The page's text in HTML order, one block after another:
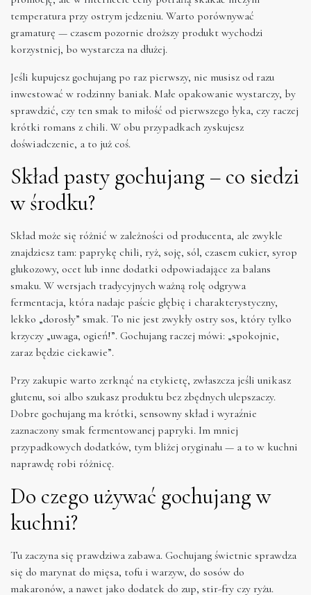
temperatura przy ostrym jedzeniu. Warto porównywać
gramaturę — czasem pozornie droższy produkt wychodzi
korzystniej, bo wystarcza na dłużej.
Jeśli kupujesz gochujang po raz pierwszy, nie musisz od razu
inwestować w rodzinny baniak. Małe opakowanie wystarczy, by
sprawdzić, czy ten smak to miłość od pierwszego łyka, czy raczej
krótki romans z chili. W obu przypadkach zyskujesz
doświadczenie, a to już coś.
Skład pasty gochujang – co siedzi
w środku?
Skład może się różnić w zależności od producenta, ale zwykle
znajdziesz tam: paprykę chili, ryż, soję, sól, czasem cukier, syrop
glukozowy, ocet lub inne dodatki odpowiadające za balans
smaku. W wersjach tradycyjnych ważną rolę odgrywa
fermentacja, która nadaje paście głębię i charakterystyczny,
lekko „dorosły” smak. To nie jest zwykły ostry sos, który tylko
krzyczy „uwaga, ogień!”. Gochujang raczej mówi: „spokojnie,
zaraz będzie ciekawie”.
Przy zakupie warto zerknąć na etykietę, zwłaszcza jeśli unikasz
glutenu, soi albo szukasz produktu bez zbędnych ulepszaczy.
Dobre gochujang ma krótki, sensowny skład i wyraźnie
zaznaczony smak fermentowanej papryki. Im mniej
przypadkowych dodatków, tym bliżej oryginału — a to w kuchni
naprawdę robi różnicę.
Do czego używać gochujang w
kuchni?
Tu zaczyna się prawdziwa zabawa. Gochujang świetnie sprawdza
się do marynat do mięsa, tofu i warzyw, do sosów do
makaronów, a nawet jako dodatek do zup, stir-fry czy ryżu.